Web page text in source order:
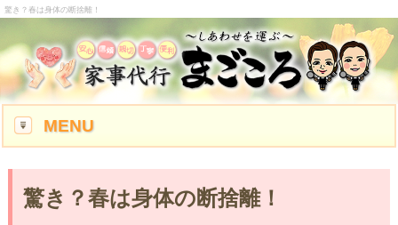
驚き？春は身体の断捨離！
MENU
驚き？春は身体の断捨離！